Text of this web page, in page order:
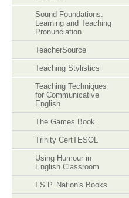
Sound Foundations:
Learning and Teaching
Pronunciation
TeacherSource
Teaching Stylistics
Teaching Techniques
for Communicative
English
The Games Book
Trinity CertTESOL
Using Humour in
English Classroom
I.S.P. Nation's Books